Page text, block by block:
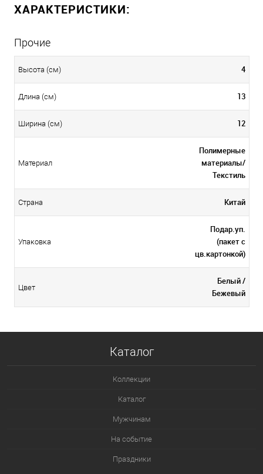
ХАРАКТЕРИСТИКИ:
Прочие
Высота (см) 4
Длина (см) 13
Ширина (см) 12
Материал
Полимерные
материалы/
Текстиль
Страна Китай
Упаковка
Подар.уп.
(пакет с
цв.картонкой)
Цвет
Белый /
Бежевый
Каталог
Коллекции
Каталог
Мужчинам
На событие
Праздники